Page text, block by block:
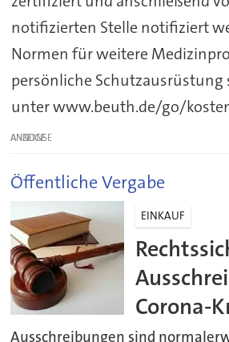
notifizierten Stelle notifiziert
Normen für weitere
persönliche Schutzausrüstung
unter www.beuth.de/go/
ANZEIGE
Öffentliche Vergabe
EINKAUF
Corona-
Ausschreibungen sind